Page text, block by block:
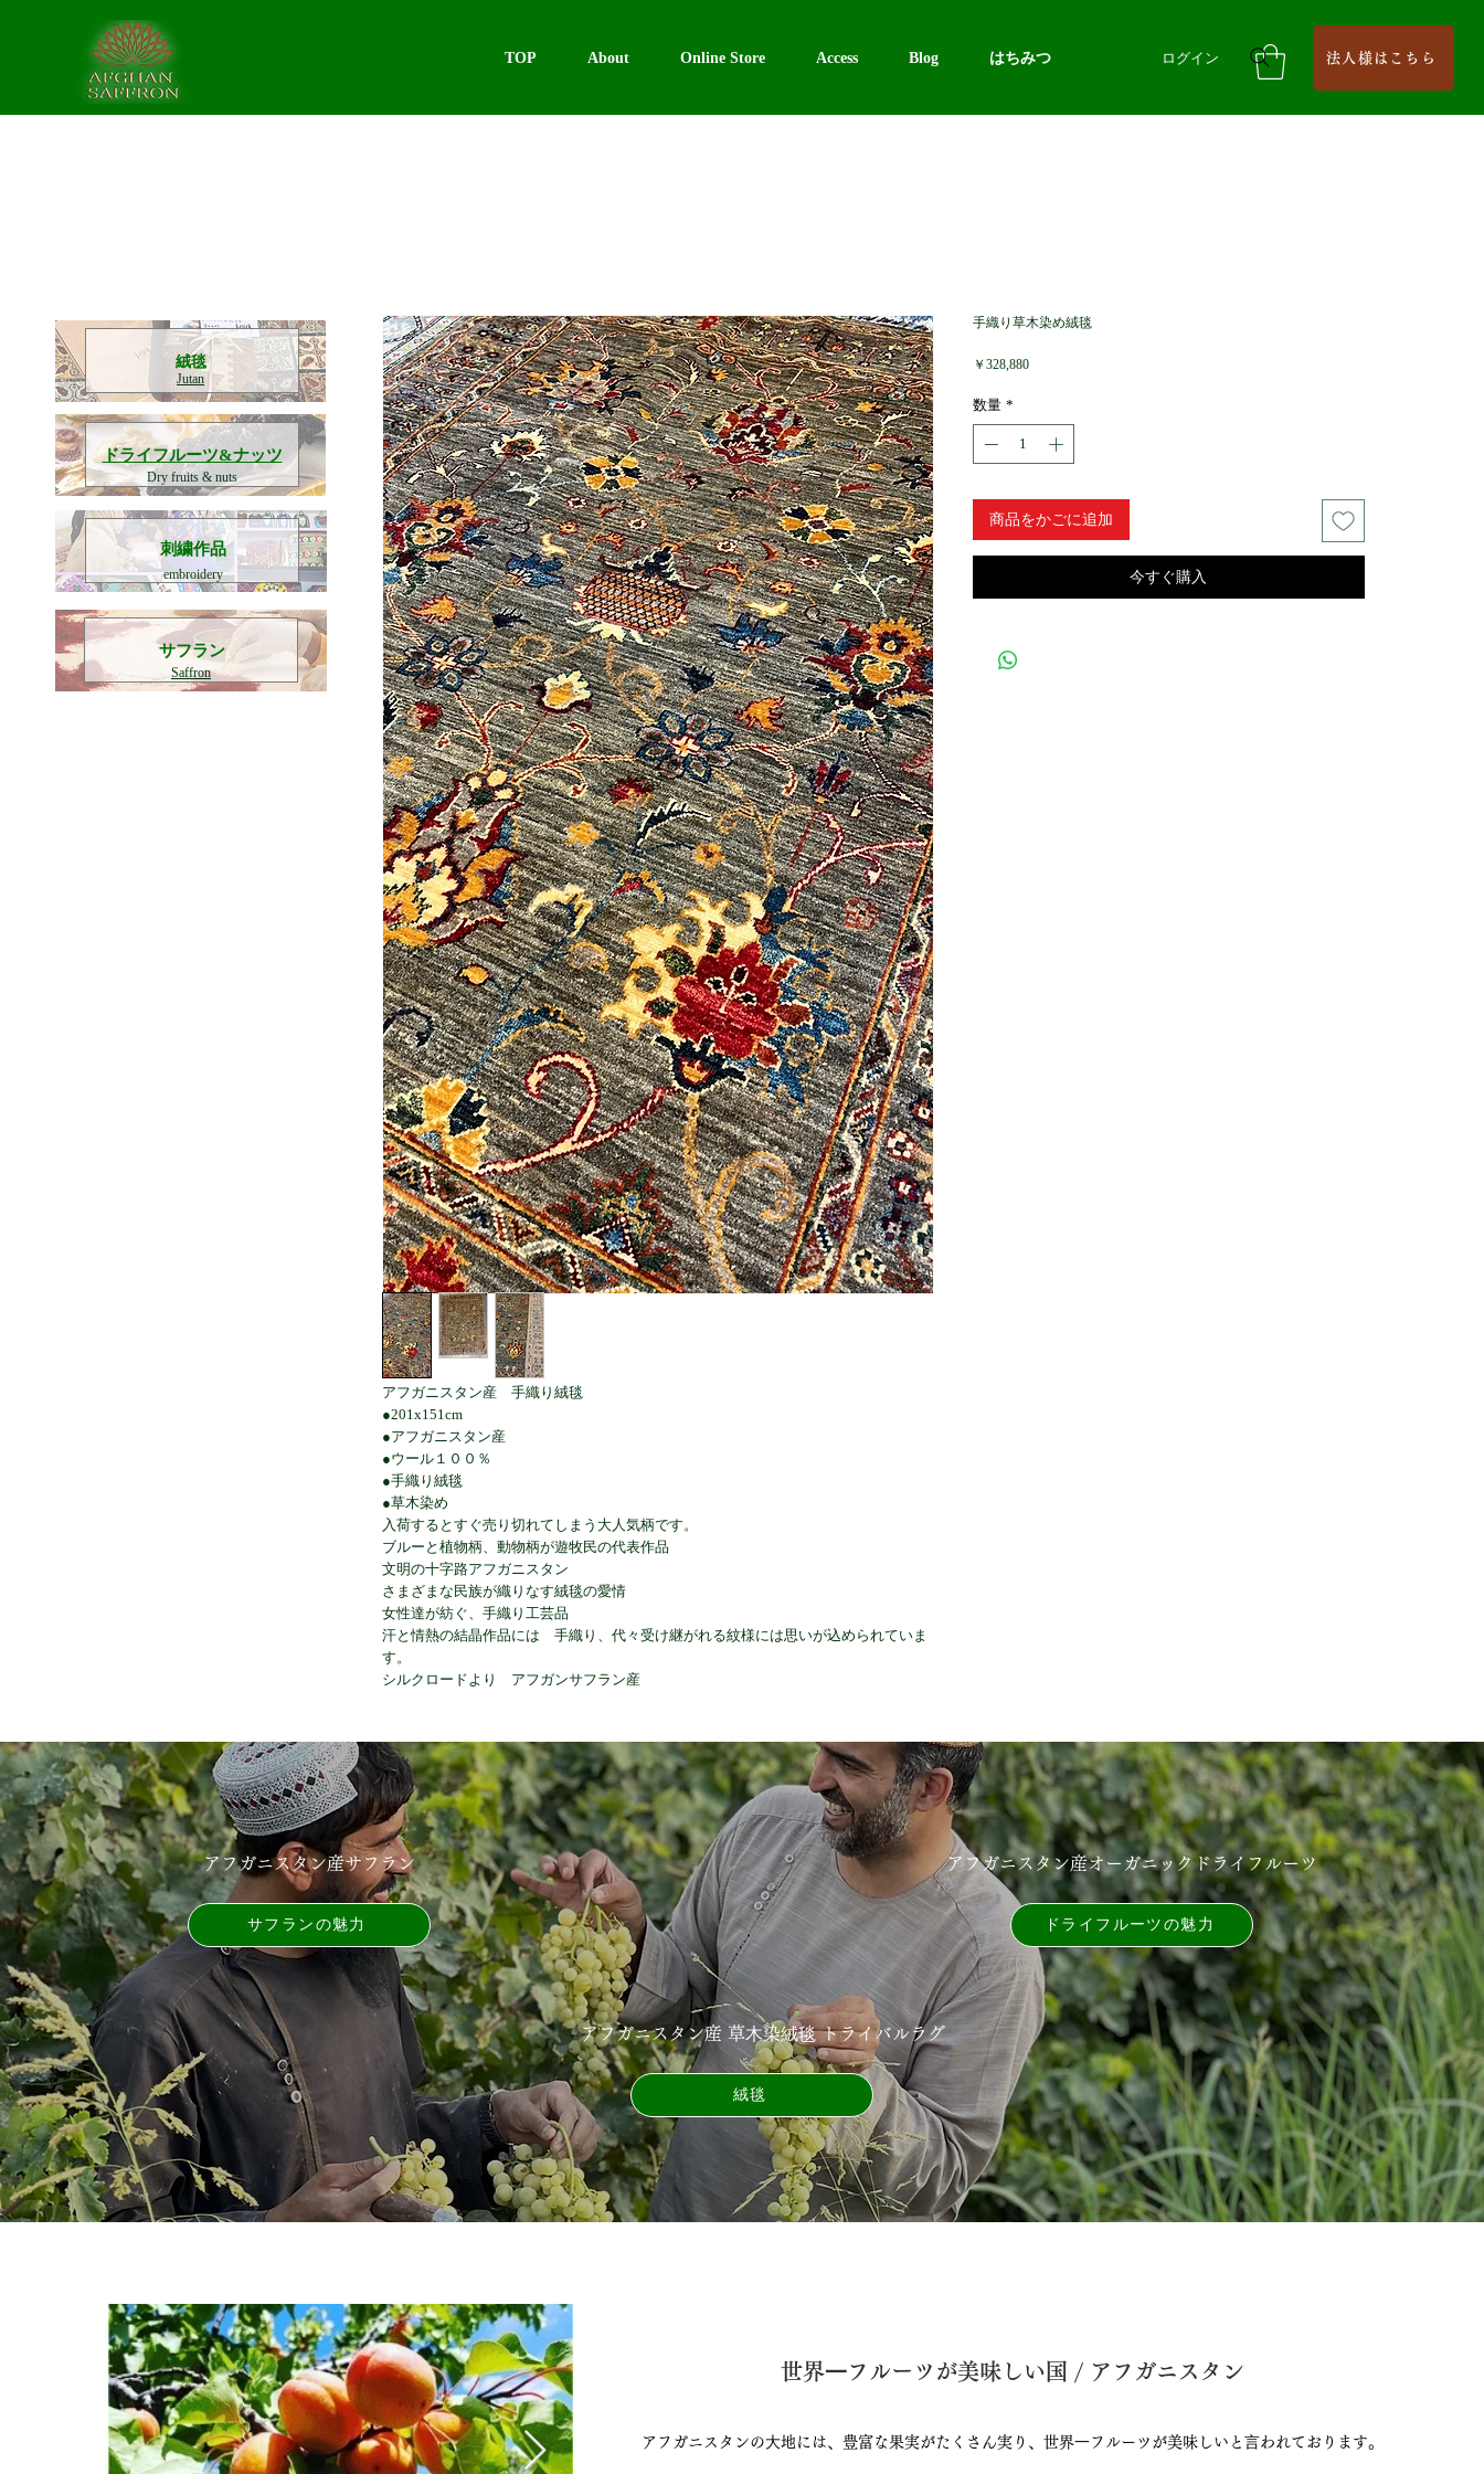
ログイン
TOP About Online Store Access Blog はちみつ 法人様はこちら
​絨毯
Jutan
​ドライフルーツ&ナッツ
Dry fruits & nuts
刺繍作品
embroidery
​サフラン
Saffron
アフガニスタン産 手織り絨毯
●201x151cm
●アフガニスタン産
●ウール１００％
●手織り絨毯
●草木染め
入荷するとすぐ売り切れてしまう大人気柄です。
ブルーと植物柄、動物柄が遊牧民の代表作品
文明の十字路アフガニスタン
さまざまな民族が織りなす絨毯の愛情
女性達が紡ぐ、手織り工芸品
汗と情熱の結晶作品には 手織り、代々受け継がれる紋様には思いが込められていま
す。
シルクロードより アフガンサフラン産
手織り草木染め絨毯
￥328,880価
数量 *
商品をかごに追加
今すぐ購入
アフガニスタン産サフラン
サフランの魅力
アフガニスタン産オーガニックドライフルーツ
ドライフルーツの魅⼒
アフガニスタン産 草⽊染絨毯 トライバルラグ
絨毯
世界⼀フルーツが美味しい国 / アフガニスタン
アフガニスタンの⼤地には、豊富な果実がたくさん実り、世界⼀フルーツが美味しいと⾔われております。